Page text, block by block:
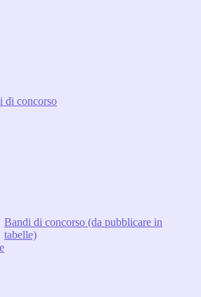
di concorso
Bandi di concorso (da pubblicare in
tabelle)